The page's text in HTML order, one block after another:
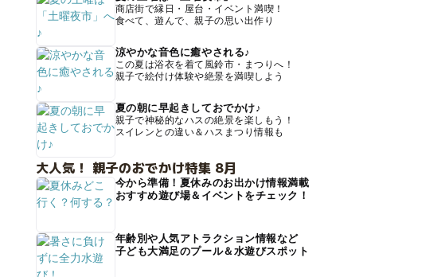
商店街で縁日・屋台・イベント満喫！
食べて、遊んで、親子の思い出作り
涼やかな音色に癒やされる♪
この夏は浴衣を着て風鈴市・まつりへ！
親子で絵付け体験や絶景を満喫しよう
夏の朝に早起きしておでかけ♪
親子で神秘的なハスの絶景を楽しもう！
スイレンとの違い＆ハスまつり情報も
大人気！ 親子のおでかけ特集 8月
今から準備！夏休みのお出かけ情報満載
おすすめ遊び場＆イベントをチェック！
年齢別や人気アトラクション情報など
子ども大満足のプール＆水遊びスポット